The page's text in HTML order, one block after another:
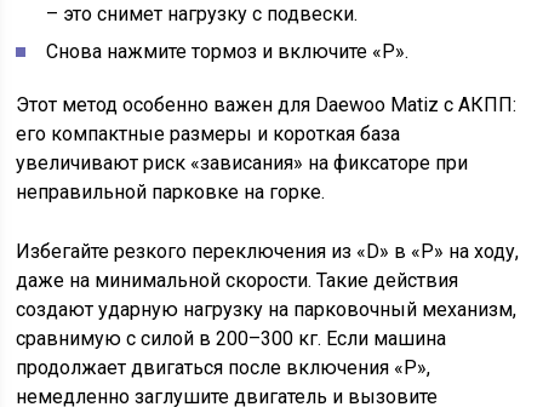
– это снимет нагрузку с подвески.
Снова нажмите тормоз и включите «P».
Этот метод особенно важен для Daewoo Matiz с АКПП:
его компактные размеры и короткая база
увеличивают риск «зависания» на фиксаторе при
неправильной парковке на горке.
Избегайте резкого переключения из «D» в «P» на ходу,
даже на минимальной скорости. Такие действия
создают ударную нагрузку на парковочный механизм,
сравнимую с силой в 200–300 кг. Если машина
продолжает двигаться после включения «P»,
немедленно заглушите двигатель и вызовите